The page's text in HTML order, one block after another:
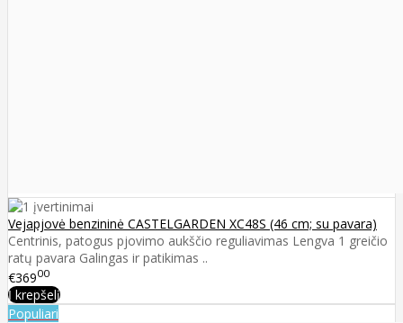
Vejapjovė benzininė CASTELGARDEN XC48S (46 cm; su pavara)
Centrinis, patogus pjovimo aukščio reguliavimas Lengva 1 greičio
ratų pavara Galingas ir patikimas ..
€36900
Į krepšelį
Populiari